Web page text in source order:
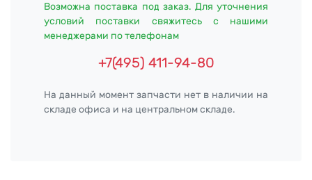
Возможна поставка под заказ. Для уточнения
условий поставки свяжитесь с нашими
менеджерами по телефонам
+7(495) 411-94-80
На данный момент запчасти нет в наличии на
складе офиса и на центральном складе.